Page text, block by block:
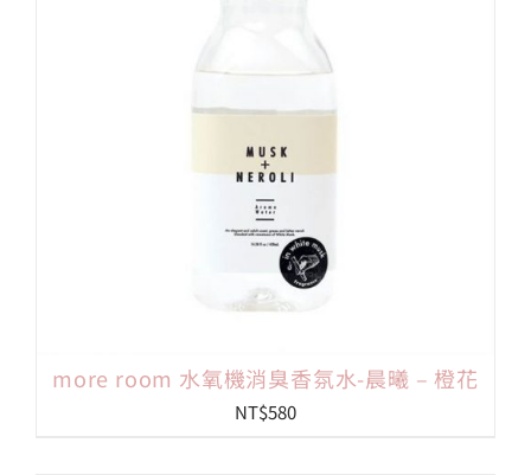
more room 水氧機消臭香氛水-晨曦 – 橙花
NT$580